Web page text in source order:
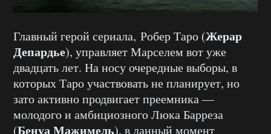
Главный герой сериала, Робер Таро (Жерар
Депардье), управляет Марселем вот уже
двадцать лет. На носу очередные выборы, в
которых Таро участвовать не планирует, но
зато активно продвигает преемника —
молодого и амбициозного Люка Барреза
(Бенуа Мажимель), в данный момент